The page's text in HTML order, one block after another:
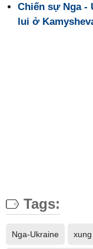
Chiến sự Nga -
lui ở
Tags:
Nga-Ukraine